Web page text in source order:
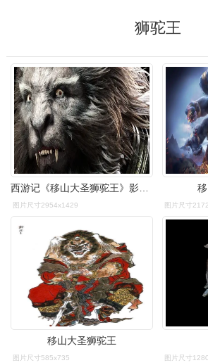
狮驼王
图片尺寸2954x1429 图片尺寸
移山大圣狮驼王
图片尺寸585x735 图片尺寸